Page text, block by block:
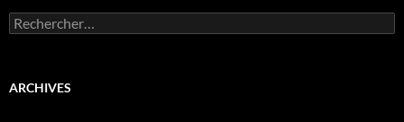
Rechercher :
ARCHIVES